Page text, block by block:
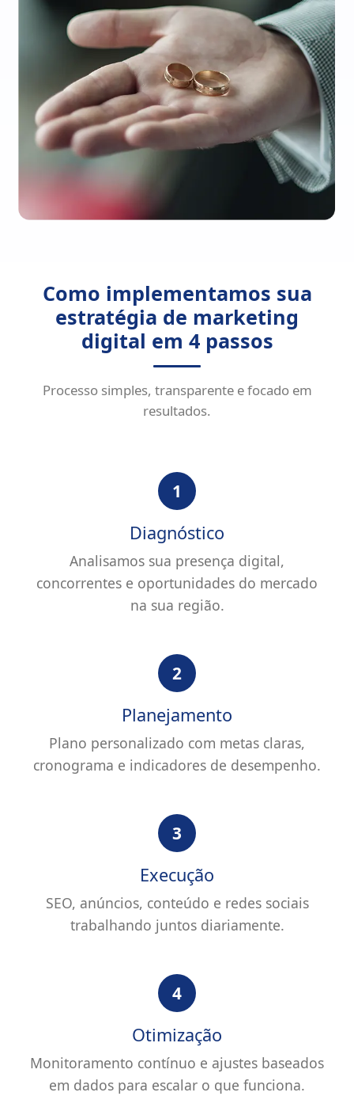
Como implementamos sua
estratégia de marketing
digital em 4 passos
Processo simples, transparente e focado em
resultados.
1
Diagnóstico
Analisamos sua presença digital,
concorrentes e oportunidades do mercado
na sua região.
2
Planejamento
Plano personalizado com metas claras,
cronograma e indicadores de desempenho.
3
Execução
SEO, anúncios, conteúdo e redes sociais
trabalhando juntos diariamente.
4
Otimização
Monitoramento contínuo e ajustes baseados
em dados para escalar o que funciona.